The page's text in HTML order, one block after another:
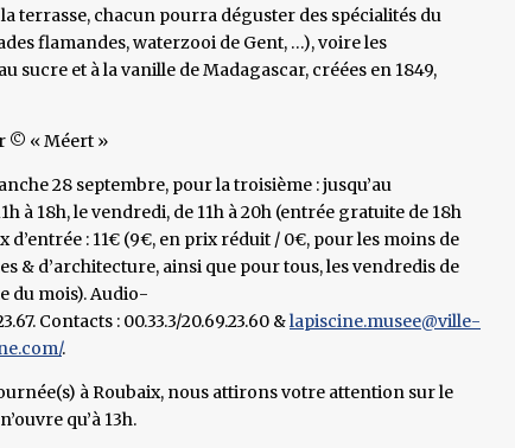
terrasse, chacun pourra déguster des spécialités du
flamandes, waterzooi de Gent, …), voire les
sucre et à la vanille de Madagascar, créées en 1849,
© « Méert »
28 septembre, pour la troisième : jusqu’au
à 18h, le vendredi, de 11h à 20h (entrée gratuite de 18h
d’entrée : 11€ (9€, en prix réduit / 0€, pour les moins de
& d’architecture, ainsi que pour tous, les vendredis de
du mois). Audio-
Contacts : 00.33.3/20.69.23.60 &lapiscine.musee@ville-
.
à Roubaix, nous attirons votre attention sur le
qu’à 13h.